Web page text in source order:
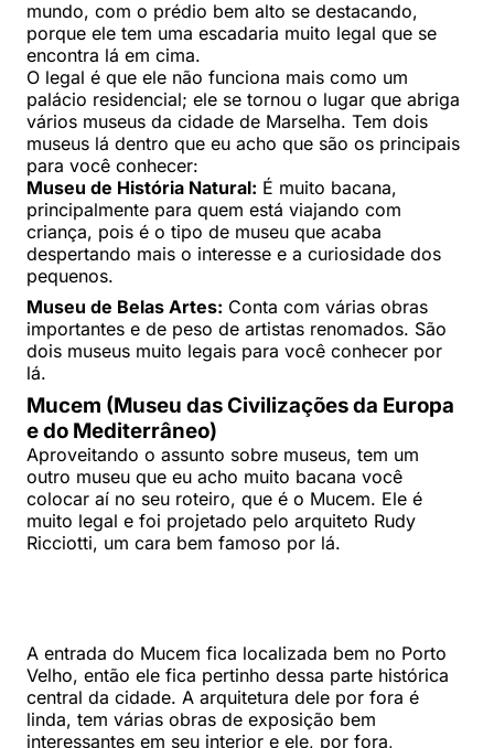
mundo, com o prédio bem alto se destacando,
porque ele tem uma escadaria muito legal que se
encontra lá em cima.
O legal é que ele não funciona mais como um
palácio residencial; ele se tornou o lugar que abriga
vários museus da cidade de Marselha. Tem dois
museus lá dentro que eu acho que são os principais
para você conhecer:
Museu de História Natural: É muito bacana,
principalmente para quem está viajando com
criança, pois é o tipo de museu que acaba
despertando mais o interesse e a curiosidade dos
pequenos.
Museu de Belas Artes: Conta com várias obras
importantes e de peso de artistas renomados. São
dois museus muito legais para você conhecer por
lá.
Mucem (Museu das Civilizações da Europa
e do Mediterrâneo)
Aproveitando o assunto sobre museus, tem um
outro museu que eu acho muito bacana você
colocar aí no seu roteiro, que é o Mucem. Ele é
muito legal e foi projetado pelo arquiteto Rudy
Ricciotti, um cara bem famoso por lá.
A entrada do Mucem fica localizada bem no Porto
Velho, então ele fica pertinho dessa parte histórica
central da cidade. A arquitetura dele por fora é
linda, tem várias obras de exposição bem
interessantes em seu interior e ele, por fora,